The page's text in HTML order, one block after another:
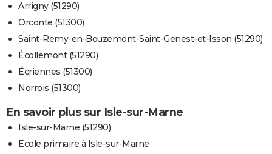
Arrigny (51290)
Orconte (51300)
Saint-Remy-en-Bouzemont-Saint-Genest-et-Isson (51290)
Écollemont (51290)
Écriennes (51300)
Norrois (51300)
En savoir plus sur Isle-sur-Marne
Isle-sur-Marne (51290)
Ecole primaire à Isle-sur-Marne